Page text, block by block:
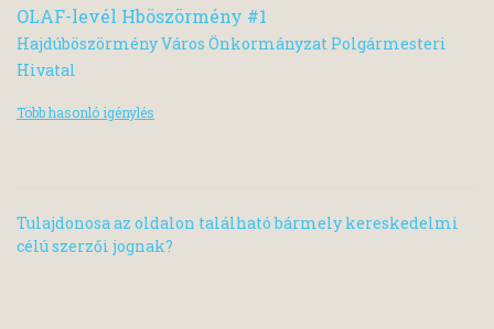
OLAF-levél Hböszörmény #1
Hajdúböszörmény Város Önkormányzat Polgármesteri
Hivatal
Több hasonló igénylés
Tulajdonosa az oldalon található bármely kereskedelmi
célú szerzői jognak?